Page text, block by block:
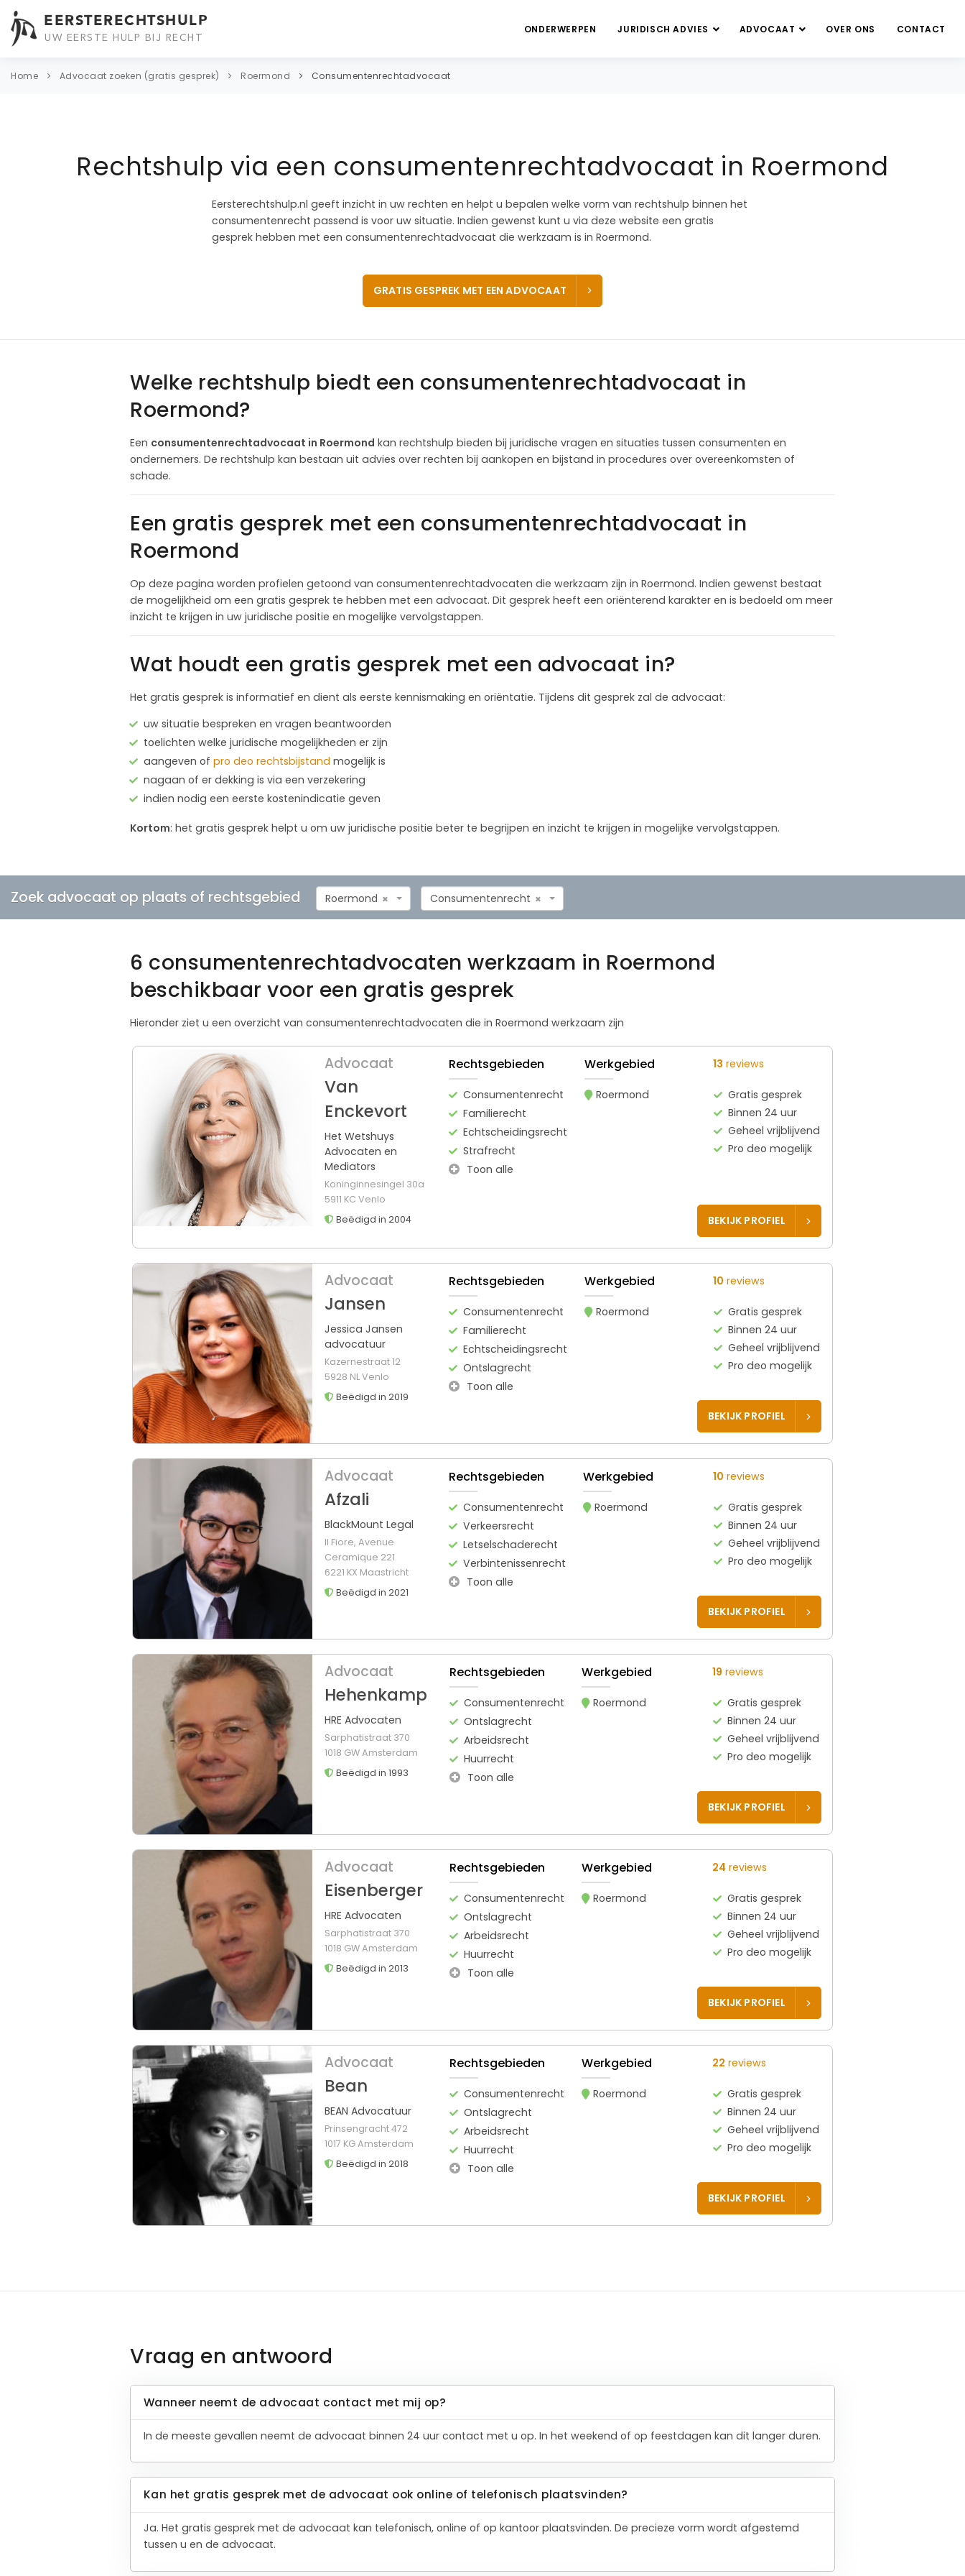
EERSTERECHTSHULP
UW EERSTE HULP BIJ RECHT
ONDERWERPEN JURIDISCH ADVIES ADVOCAAT OVER ONS CONTACT
Home Advocaat zoeken (gratis gesprek) Roermond Consumentenrechtadvocaat
Rechtshulp via een consumentenrechtadvocaat in Roermond
Eersterechtshulp.nl geeft inzicht in uw rechten en helpt u bepalen welke vorm van rechtshulp binnen het
consumentenrecht passend is voor uw situatie. Indien gewenst kunt u via deze website een gratis
gesprek hebben met een consumentenrechtadvocaat die werkzaam is in Roermond.
GRATIS GESPREK MET EEN ADVOCAAT
Welke rechtshulp biedt een consumentenrechtadvocaat in
Roermond?
Een consumentenrechtadvocaat in Roermond kan rechtshulp bieden bij juridische vragen en situaties tussen consumenten en
ondernemers. De rechtshulp kan bestaan uit advies over rechten bij aankopen en bijstand in procedures over overeenkomsten of
schade.
Een gratis gesprek met een consumentenrechtadvocaat in
Roermond
Op deze pagina worden profielen getoond van consumentenrechtadvocaten die werkzaam zijn in Roermond. Indien gewenst bestaat
de mogelijkheid om een gratis gesprek te hebben met een advocaat. Dit gesprek heeft een oriënterend karakter en is bedoeld om meer
inzicht te krijgen in uw juridische positie en mogelijke vervolgstappen.
Wat houdt een gratis gesprek met een advocaat in?
Het gratis gesprek is informatief en dient als eerste kennismaking en oriëntatie. Tijdens dit gesprek zal de advocaat:
uw situatie bespreken en vragen beantwoorden
toelichten welke juridische mogelijkheden er zijn
aangeven of pro deo rechtsbijstand mogelijk is
nagaan of er dekking is via een verzekering
indien nodig een eerste kostenindicatie geven
Kortom: het gratis gesprek helpt u om uw juridische positie beter te begrijpen en inzicht te krijgen in mogelijke vervolgstappen.
Zoek advocaat op plaats of rechtsgebied ×
Roermond ×
Consumentenrecht
6 consumentenrechtadvocaten werkzaam in Roermond
beschikbaar voor een gratis gesprek
Hieronder ziet u een overzicht van consumentenrechtadvocaten die in Roermond werkzaam zijn
Advocaat
Van
Enckevort
Het Wetshuys
Advocaten en
Mediators
Koninginnesingel 30a
5911 KC Venlo
Beëdigd in 2004
Rechtsgebieden
Consumentenrecht
Familierecht
Echtscheidingsrecht
Strafrecht
Toon alle
Werkgebied
Roermond
13 reviews
Gratis gesprek
Binnen 24 uur
Geheel vrijblijvend
Pro deo mogelijk
BEKIJK PROFIEL
Advocaat
Jansen
Jessica Jansen
advocatuur
Kazernestraat 12
5928 NL Venlo
Beëdigd in 2019
Rechtsgebieden
Consumentenrecht
Familierecht
Echtscheidingsrecht
Ontslagrecht
Toon alle
Werkgebied
Roermond
10 reviews
Gratis gesprek
Binnen 24 uur
Geheel vrijblijvend
Pro deo mogelijk
BEKIJK PROFIEL
Advocaat
Afzali
BlackMount Legal
Il Fiore, Avenue
Ceramique 221
6221 KX Maastricht
Beëdigd in 2021
Rechtsgebieden
Consumentenrecht
Verkeersrecht
Letselschaderecht
Verbintenissenrecht
Toon alle
Werkgebied
Roermond
10 reviews
Gratis gesprek
Binnen 24 uur
Geheel vrijblijvend
Pro deo mogelijk
BEKIJK PROFIEL
Advocaat
Hehenkamp
HRE Advocaten
Sarphatistraat 370
1018 GW Amsterdam
Beëdigd in 1993
Rechtsgebieden
Consumentenrecht
Ontslagrecht
Arbeidsrecht
Huurrecht
Toon alle
Werkgebied
Roermond
19 reviews
Gratis gesprek
Binnen 24 uur
Geheel vrijblijvend
Pro deo mogelijk
BEKIJK PROFIEL
Advocaat
Eisenberger
HRE Advocaten
Sarphatistraat 370
1018 GW Amsterdam
Beëdigd in 2013
Rechtsgebieden
Consumentenrecht
Ontslagrecht
Arbeidsrecht
Huurrecht
Toon alle
Werkgebied
Roermond
24 reviews
Gratis gesprek
Binnen 24 uur
Geheel vrijblijvend
Pro deo mogelijk
BEKIJK PROFIEL
Advocaat
Bean
BEAN Advocatuur
Prinsengracht 472
1017 KG Amsterdam
Beëdigd in 2018
Rechtsgebieden
Consumentenrecht
Ontslagrecht
Arbeidsrecht
Huurrecht
Toon alle
Werkgebied
Roermond
22 reviews
Gratis gesprek
Binnen 24 uur
Geheel vrijblijvend
Pro deo mogelijk
BEKIJK PROFIEL
Vraag en antwoord
Wanneer neemt de advocaat contact met mij op?
In de meeste gevallen neemt de advocaat binnen 24 uur contact met u op. In het weekend of op feestdagen kan dit langer duren.
Kan het gratis gesprek met de advocaat ook online of telefonisch plaatsvinden?
Ja. Het gratis gesprek met de advocaat kan telefonisch, online of op kantoor plaatsvinden. De precieze vorm wordt afgestemd
tussen u en de advocaat.